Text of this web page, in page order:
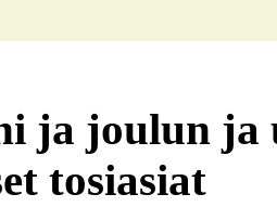
ja joulun ja
tosiasiat